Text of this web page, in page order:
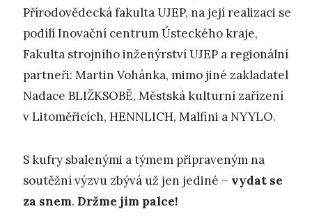
Přírodovědecká fakulta UJEP, na její realizaci se
podílí Inovační centrum Ústeckého kraje,
Fakulta strojního inženýrství UJEP a regionální
partneři: Martin Vohánka, mimo jiné zakladatel
Nadace BLIŽKSOBĚ, Městská kulturní zařízení
v Litoměřicích, HENNLICH, Malfini a NYYLO.
S kufry sbalenými a týmem připraveným na
soutěžní výzvu zbývá už jen jediné – vydat se
za snem. Držme jim palce!